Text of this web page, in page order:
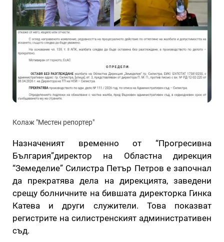
Колаж "Местен репортер"
Назначеният временно от “Прогресивна
България”директор на Областна дирекция
“Земеделие” Силистра Петър Петров е започнал
да прекратява дела на дирекцията, заведени
срещу болничните на бившата директорка Гинка
Катева и други служители. Това показват
регистрите на силистренският административен
съд.